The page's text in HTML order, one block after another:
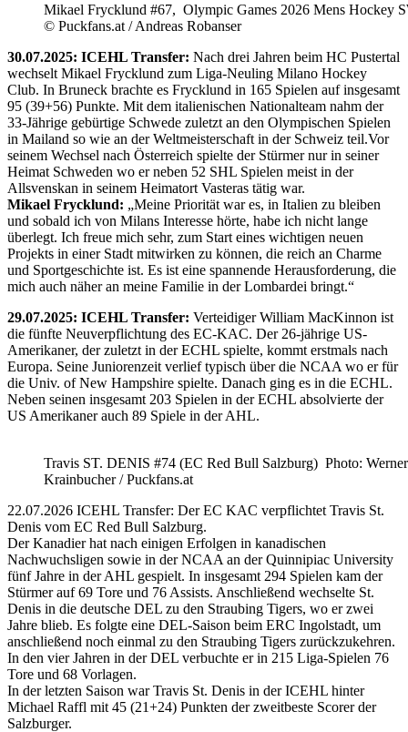
Mikael Frycklund #67, Olympic Games 2026 Mens Hockey
© Puckfans.at / Andreas Robanser
30.07.2025: ICEHL Transfer: Nach drei Jahren beim HC Pustertal
wechselt Mikael Frycklund zum Liga-Neuling Milano Hockey
Club. In Bruneck brachte es Frycklund in 165 Spielen auf insgesamt
95 (39+56) Punkte. Mit dem italienischen Nationalteam nahm der
33-Jährige gebürtige Schwede zuletzt an den Olympischen Spielen
in Mailand so wie an der Weltmeisterschaft in der Schweiz teil.Vor
seinem Wechsel nach Österreich spielte der Stürmer nur in seiner
Heimat Schweden wo er neben 52 SHL Spielen meist in der
Allsvenskan in seinem Heimatort Vasteras tätig war.
Mikael Frycklund: „Meine Priorität war es, in Italien zu bleiben
und sobald ich von Milans Interesse hörte, habe ich nicht lange
überlegt. Ich freue mich sehr, zum Start eines wichtigen neuen
Projekts in einer Stadt mitwirken zu können, die reich an Charme
und Sportgeschichte ist. Es ist eine spannende Herausforderung, die
mich auch näher an meine Familie in der Lombardei bringt.“
29.07.2025: ICEHL Transfer: Verteidiger William MacKinnon ist
die fünfte Neuverpflichtung des EC-KAC. Der 26-jährige US-
Amerikaner, der zuletzt in der ECHL spielte, kommt erstmals nach
Europa. Seine Juniorenzeit verlief typisch über die NCAA wo er für
die Univ. of New Hampshire spielte. Danach ging es in die ECHL.
Neben seinen insgesamt 203 Spielen in der ECHL absolvierte der
US Amerikaner auch 89 Spiele in der AHL.
Travis ST. DENIS #74 (EC Red Bull Salzburg) Photo: Werner
Krainbucher / Puckfans.at
22.07.2026 ICEHL Transfer: Der EC KAC verpflichtet Travis St.
Denis vom EC Red Bull Salzburg.
Der Kanadier hat nach einigen Erfolgen in kanadischen
Nachwuchsligen sowie in der NCAA an der Quinnipiac University
fünf Jahre in der AHL gespielt. In insgesamt 294 Spielen kam der
Stürmer auf 69 Tore und 76 Assists. Anschließend wechselte St.
Denis in die deutsche DEL zu den Straubing Tigers, wo er zwei
Jahre blieb. Es folgte eine DEL-Saison beim ERC Ingolstadt, um
anschließend noch einmal zu den Straubing Tigers zurückzukehren.
In den vier Jahren in der DEL verbuchte er in 215 Liga-Spielen 76
Tore und 68 Vorlagen.
In der letzten Saison war Travis St. Denis in der ICEHL hinter
Michael Raffl mit 45 (21+24) Punkten der zweitbeste Scorer der
Salzburger.